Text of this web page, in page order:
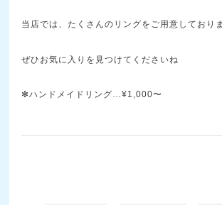
当店では、たくさんのリングをご用意しており
ぜひお気に入りを見つけてくださいね
✻ハンドメイドリング…¥1,000〜